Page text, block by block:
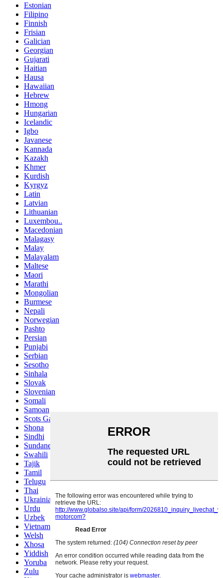
Estonian
Filipino
Finnish
Frisian
Galician
Georgian
Gujarati
Haitian
Hausa
Hawaiian
Hebrew
Hmong
Hungarian
Icelandic
Igbo
Javanese
Kannada
Kazakh
Khmer
Kurdish
Kyrgyz
Latin
Latvian
Lithuanian
Luxembou..
Macedonian
Malagasy
Malay
Malayalam
Maltese
Maori
Marathi
Mongolian
Burmese
Nepali
Norwegian
Pashto
Persian
Punjabi
Serbian
Sesotho
Sinhala
Slovak
Slovenian
Somali
Samoan
Scots Gaelic
Shona
Sindhi
Sundanese
Swahili
Tajik
Tamil
Telugu
Thai
Ukrainian
Urdu
Uzbek
Vietnamese
Welsh
Xhosa
Yiddish
Yoruba
Zulu